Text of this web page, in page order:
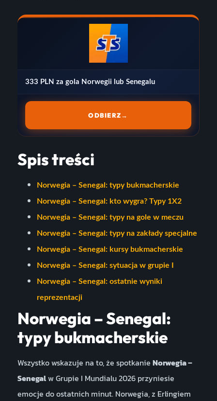
333 PLN za gola Norwegii lub Senegalu
ODBIERZ→
Spis treści
Norwegia – Senegal: typy bukmacherskie
Norwegia – Senegal: kto wygra? Typy 1X2
Norwegia – Senegal: typy na gole w meczu
Norwegia – Senegal: typy na zakłady specjalne
Norwegia – Senegal: kursy bukmacherskie
Norwegia – Senegal: sytuacja w grupie I
Norwegia – Senegal: ostatnie wyniki
reprezentacji
Norwegia – Senegal:
typy bukmacherskie
Wszystko wskazuje na to, że spotkanie Norwegia –
Senegalw Grupie I Mundialu 2026 przyniesie
emocje do ostatnich minut. Norwegia, z Erlingiem